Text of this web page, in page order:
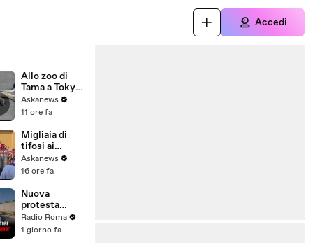
Accedi
Allo zoo di
Tama a Tokyo
morte tre
leonesse,
colpo di
calore
Askanews
11 ore fa
Migliaia di
tifosi ai
funerali di
Baresi: "Ciao
Askanews
16 ore fa
Nuova
protesta
contro
l'inceneritore
Radio Roma
1 giorno fa